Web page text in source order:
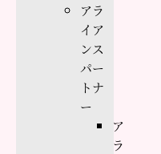
アラ
イア
ンス
パー
トナ
ー
ア
ラ